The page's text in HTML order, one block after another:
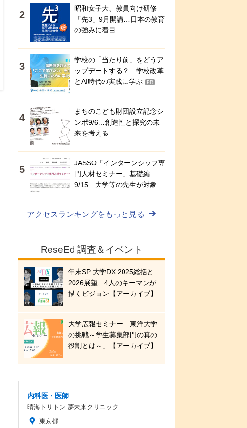
昭和女子大、教員向け研修
「先3」9月開講…日本の教育
の強みに着目
学校の「当たり前」をどうア
ップデートする？ 学校改革
とAI時代の実践に学ぶ
PR
まちのこども財団設立記念シ
ンポ9/6…創造性と探究の未
来を考える
JASSO「インターンシップ専
門人材セミナー」基礎編
9/15…大学等の先生が対象
アクセスランキングをもっと見る
ReseEd 調査＆イベント
年末SP 大学DX 2025総括と
2026展望、4人のキーマンが
描くビジョン【アーカイブ】
大学広報セミナー「東洋大学
の挑戦～学生募集部門の真の
役割とは～」【アーカイブ】
内科医・医師
晴海トリトン 夢未来クリニック
東京都